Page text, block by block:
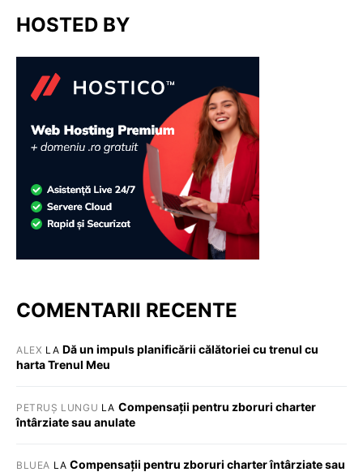
HOSTED BY
COMENTARII RECENTE
ALEX LA Dă un impuls planificării călătoriei cu trenul cu
harta Trenul Meu
PETRUȘ LUNGU LA Compensații pentru zboruri charter
întârziate sau anulate
BLUEA LACompensații pentru zboruri charter întârziate sau